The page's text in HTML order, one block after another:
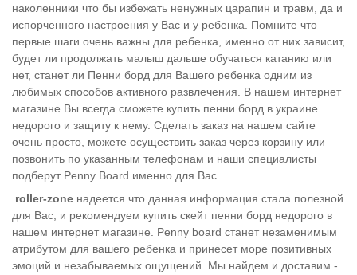
наколенники что бы избежать ненужных царапин и травм, да и
испорченного настроения у Вас и у ребенка. Помните что
первые шаги очень важны для ребенка, именно от них зависит,
будет ли продолжать малыш дальше обучаться катанию или
нет, станет ли Пенни борд для Вашего ребенка одним из
любимых способов активного развлечения. В нашем интернет
магазине Вы всегда сможете купить пенни борд в украине
недорого и защиту к нему. Сделать заказ на нашем сайте
очень просто, можете осуществить заказ через корзину или
позвонить по указанным телефонам и наши специалисты
подберут Penny Board именно для Вас.
roller-zone надеется что данная информация стала полезной
для Вас, и рекомендуем купить скейт пенни борд недорого в
нашем интернет магазине. Penny board станет незаменимым
атрибутом для вашего ребенка и принесет море позитивных
эмоций и незабываемых ощущений. Мы найдем и доставим -